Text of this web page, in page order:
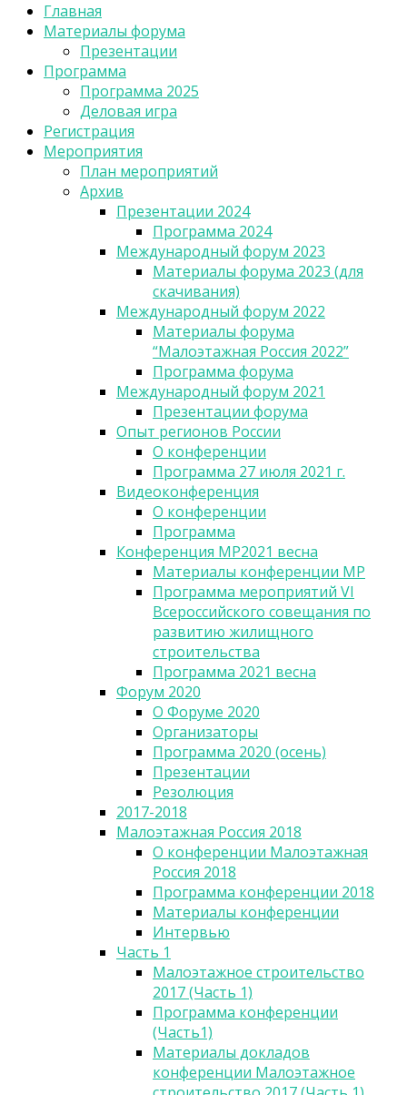
Главная
Материалы форума
Презентации
Программа
Программа 2025
Деловая игра
Регистрация
Мероприятия
План мероприятий
Архив
Презентации 2024
Программа 2024
Международный форум 2023
Материалы форума 2023 (для
скачивания)
Международный форум 2022
Материалы форума
“Малоэтажная Россия 2022”
Программа форума
Международный форум 2021
Презентации форума
Опыт регионов России
О конференции
Программа 27 июля 2021 г.
Видеоконференция
О конференции
Программа
Конференция МР2021 весна
Материалы конференции МР
Программа мероприятий VI
Всероссийского совещания по
развитию жилищного
строительства
Программа 2021 весна
Форум 2020
О Форуме 2020
Организаторы
Программа 2020 (осень)
Презентации
Резолюция
2017-2018
Малоэтажная Россия 2018
О конференции Малоэтажная
Россия 2018
Программа конференции 2018
Материалы конференции
Интервью
Часть 1
Малоэтажное строительство
2017 (Часть 1)
Программа конференции
(Часть1)
Материалы докладов
конференции Малоэтажное